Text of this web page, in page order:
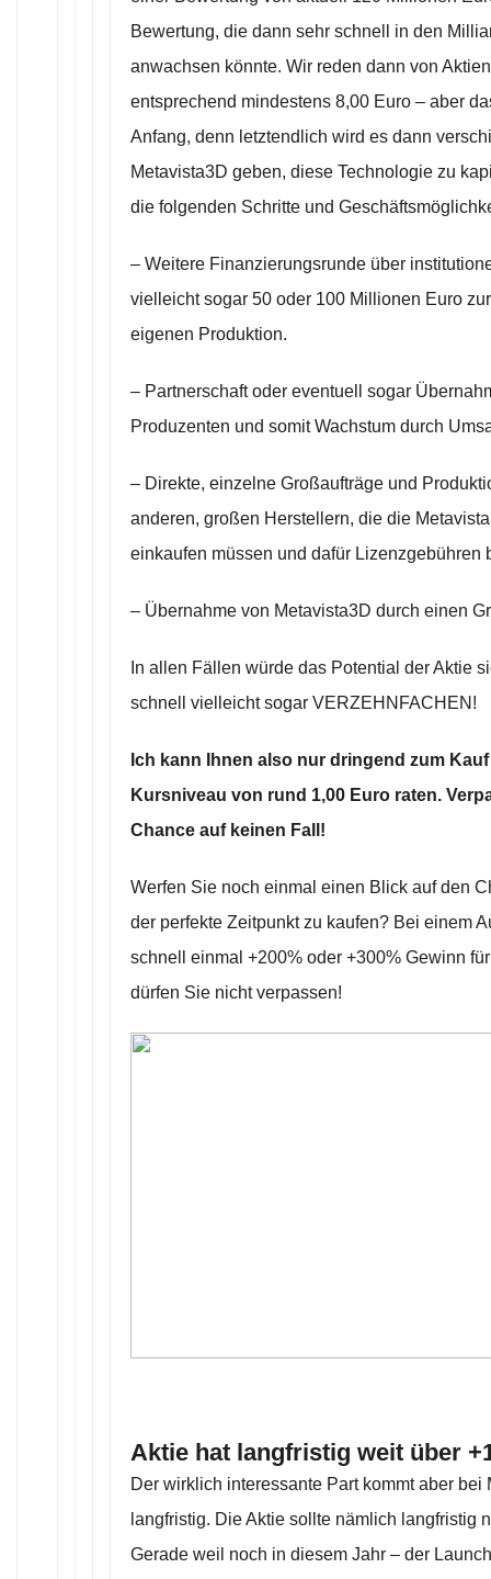
Bewertung, die dann sehr schnell in den
anwachsen könnte. Wir reden dann von
entsprechend mindestens 8,00 Euro – aber
Anfang, denn letztendlich wird es dann
Metavista3D geben, diese Technologie zu
die folgenden Schritte und
– Weitere Finanzierungsrunde über
vielleicht sogar 50 oder 100 Millionen Euro
eigenen Produktion.
– Partnerschaft oder eventuell sogar
Produzenten und somit Wachstum durch
– Direkte, einzelne Großaufträge und
anderen, großen Herstellern, die die
einkaufen müssen und dafür Lizenzgebühren
– Übernahme von Metavista3D durch einen
In allen Fällen würde das Potential der Aktie
schnell vielleicht sogar VERZEHNFACHEN!
Ich kann Ihnen also nur dringend zum
Kursniveau von rund 1,00 Euro raten.
Chance auf keinen Fall!
Werfen Sie noch einmal einen Blick auf den
der perfekte Zeitpunkt zu kaufen? Bei einem
schnell einmal +200% oder +300% Gewinn
dürfen Sie nicht verpassen!
Aktie hat langfristig weit über
Der wirklich interessante Part kommt aber bei
langfristig. Die Aktie sollte nämlich langfristig
Gerade weil noch in diesem Jahr – der